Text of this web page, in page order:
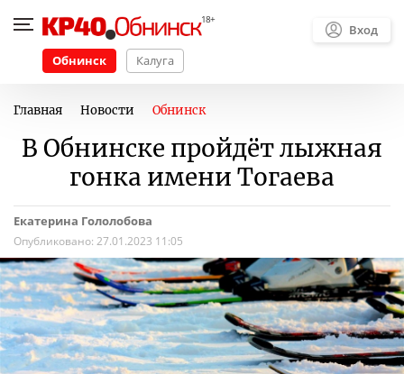
Обнинск Калуга
Вход
Главная Новости Обнинск
В Обнинске пройдёт лыжная
гонка имени Тогаева
Екатерина Гололобова
Опубликовано: 27.01.2023 11:05